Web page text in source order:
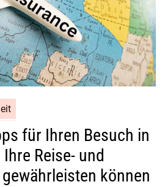
für Ihren Besuch in
Reise- und
können